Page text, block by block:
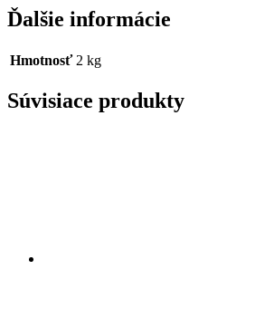
Ďalšie informácie
Hmotnosť 2 kg
Súvisiace produkty